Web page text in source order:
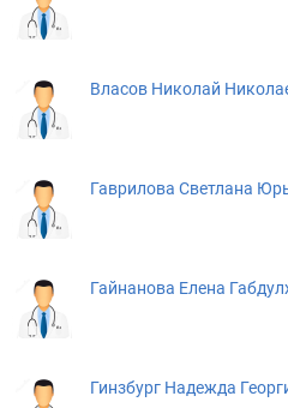
Власов Николай
Гаврилова Светлана
Гайнанова Елена
Гинзбург Надежда